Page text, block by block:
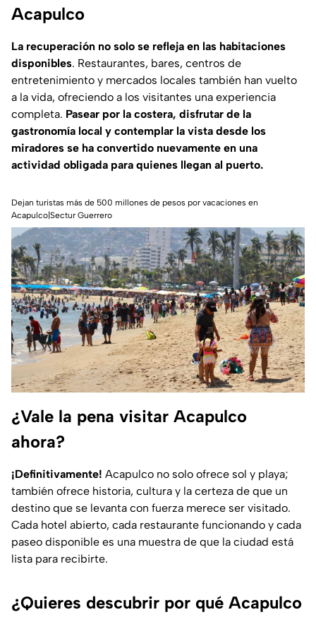
Acapulco
La recuperación no solo se refleja en las habitaciones
disponibles. Restaurantes, bares, centros de
entretenimiento y mercados locales también han vuelto
a la vida, ofreciendo a los visitantes una experiencia
completa. Pasear por la costera, disfrutar de la
gastronomía local y contemplar la vista desde los
miradores se ha convertido nuevamente en una
actividad obligada para quienes llegan al puerto.
Dejan turistas más de 500 millones de pesos por vacaciones en
Acapulco|Sectur Guerrero
¿Vale la pena visitar Acapulco
ahora?
¡Definitivamente! Acapulco no solo ofrece sol y playa;
también ofrece historia, cultura y la certeza de que un
destino que se levanta con fuerza merece ser visitado.
Cada hotel abierto, cada restaurante funcionando y cada
paseo disponible es una muestra de que la ciudad está
lista para recibirte.
¿Quieres descubrir por qué Acapulco